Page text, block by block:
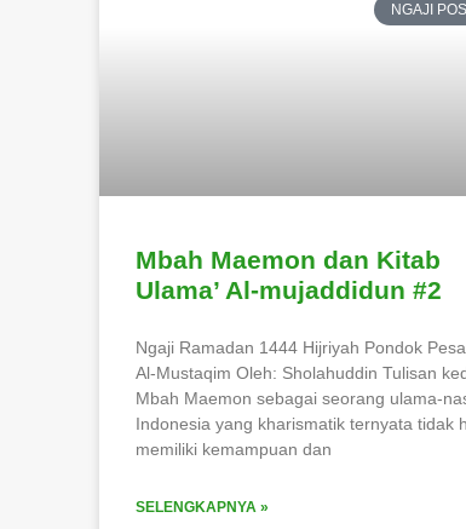
NGAJI
Mbah Maemon dan Kitab
Ulama’ Al-mujaddidun #2
Ngaji Ramadan 1444 Hijriyah Pondok
Al-Mustaqim Oleh: Sholahuddin Tulisan
Mbah Maemon sebagai seorang ulama-
Indonesia yang kharismatik ternyata tidak
memiliki kemampuan dan
SELENGKAPNYA »